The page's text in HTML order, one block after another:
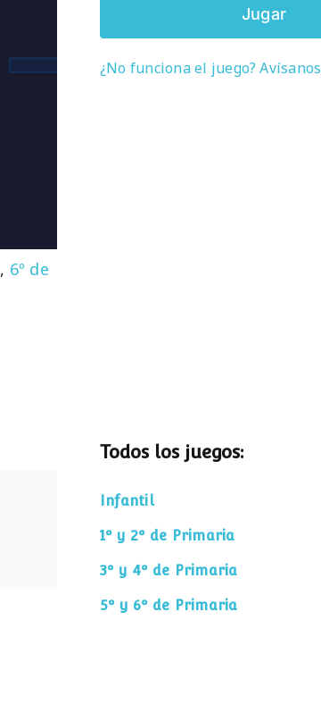
, 6º de
Jugar
¿No funciona el juego? Avísanos
Todos los juegos:
Infantil
1º y 2º de Primaria
3º y 4º de Primaria
5º y 6º de Primaria